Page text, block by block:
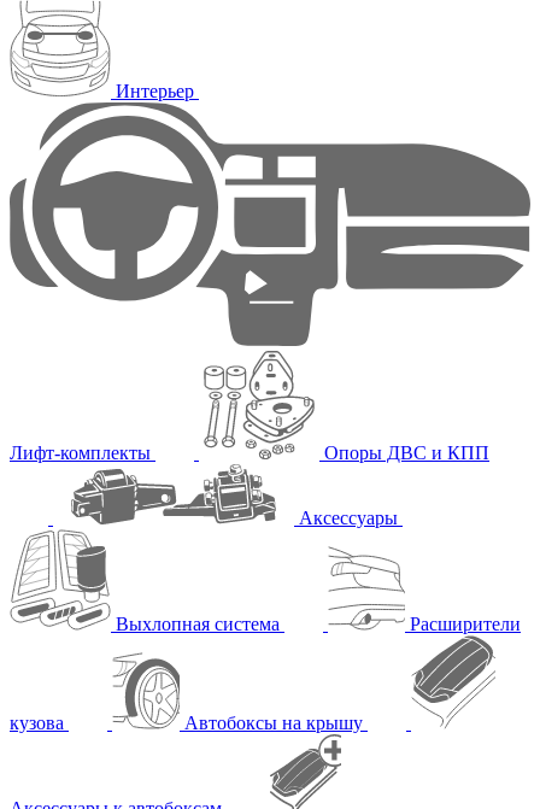
Интерьер
Лифт-комплекты Опоры ДВС и КПП
Аксессуары
Выхлопная система Расширители
кузова Автобоксы на крышу